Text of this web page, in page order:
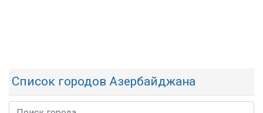
Список городов Азербайджана